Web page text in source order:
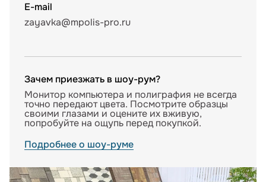
E-mail
zayavka@mpolis-pro.ru
Зачем приезжать в шоу-рум?
Монитор компьютера и полиграфия не всегда
точно передают цвета. Посмотрите образцы
своими глазами и оцените их вживую,
попробуйте на ощупь перед покупкой.
Подробнее о шоу-руме